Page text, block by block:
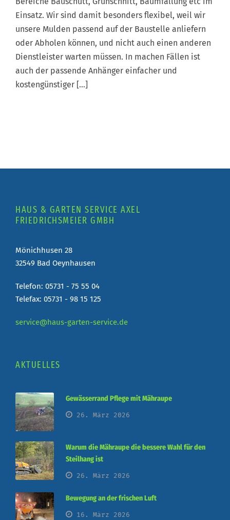
Einsatz. Wir sind damit besonders flexibel, weil wir
unsere Mulden passend auf der Baustelle anliefern
oder Abholen können, und nicht auch einen anderen
Dienstleister warten müssen. In machen Fällen ist
auch der passende Anhänger einfacher und
kostengünstiger […]
HAUS & GARTEN SERVICE AXEL
FRIEDRICHSMEIER GMBH
Mönichhusen 28
32549 Bad Oeynhausen
Telefon: 05731 - 75 55 04
Telefax: 05731 - 98 15 125
service@haus-garten-service.de
AKTUELLES
Gewässerrand Pflege mit Mähraupe
26. März 2026
Warum die Mähraupe die bessere Wahl für den
Steilhang ist
26. März 2026
Bewegung an der frischen Luft
16. März 2026